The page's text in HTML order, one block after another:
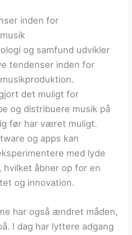
inden for
og samfund udvikler
tendenser inden for
det muligt for
og distribuere musik på
før har været muligt.
og apps kan
med lyde
hvilket åbner op for en
og innovation.
har også ændret måden,
I dag har lyttere adgang